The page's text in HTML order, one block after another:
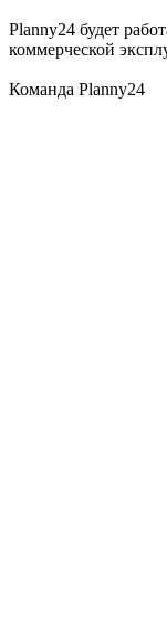
Planny24 будет
коммерческой
Команда Planny24